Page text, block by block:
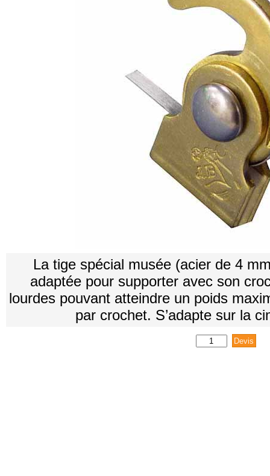
La tige spécial musée (acier de 4
adaptée pour supporter avec son
lourdes pouvant atteindre un poids
par crochet. S’adapte sur la